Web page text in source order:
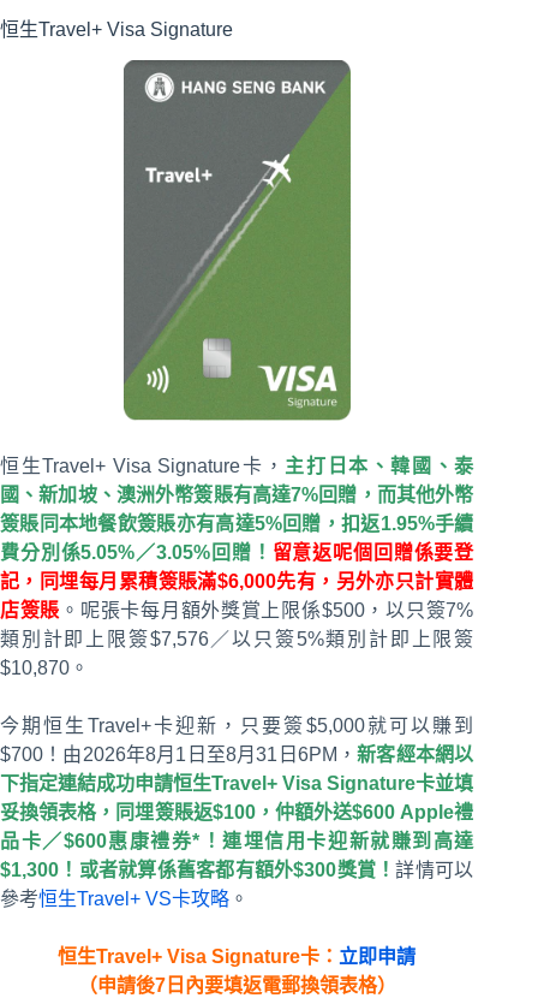
恒生Travel+ Visa Signature
恒生Travel+ Visa Signature卡， 主打日本、韓國、泰
國、新加坡、澳洲外幣簽賬有高達7%回贈，而其他外幣
簽賬同本地餐飲簽賬亦有高達5%回贈，扣返1.95%手續
費分別係5.05%／3.05%回贈！ 留意返呢個回贈係要登
記，同埋每月累積簽賬滿$6,000先有，另外亦只計實體
店簽賬 。呢張卡每月額外獎賞上限係$500，以只簽7%
類別計即上限簽$7,576／以只簽5%類別計即上限簽
$10,870。
今期恒生Travel+卡迎新，只要簽$5,000就可以賺到
$700！由2026年8月1日至8月31日6PM，新客經本網以
下指定連結成功申請恒生Travel+ Visa Signature卡並填
妥換領表格，同埋簽賬返$100，仲額外送$600 Apple禮
品卡／$600惠康禮券*！連埋信用卡迎新就賺到高達
$1,300！或者就算係舊客都有額外$300獎賞！詳情可以
參考恒生Travel+ VS卡攻略 。
恒生Travel+ Visa Signature卡：立即申請
（申請後7日內要填返電郵換領表格）